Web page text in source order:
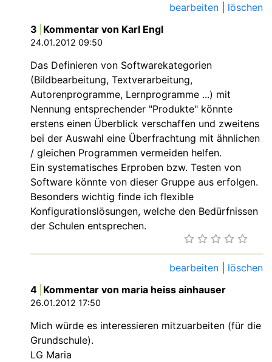
bearbeiten
löschen
3 Kommentar von Karl Engl
24.01.2012 09:50
Das Definieren von Softwarekategorien
(Bildbearbeitung, Textverarbeitung,
Autorenprogramme, Lernprogramme ...) mit
Nennung entsprechender "Produkte" könnte
erstens einen Überblick verschaffen und zweitens
bei der Auswahl eine Überfrachtung mit ähnlichen
/ gleichen Programmen vermeiden helfen.
Ein systematisches Erproben bzw. Testen von
Software könnte von dieser Gruppe aus erfolgen.
Besonders wichtig finde ich flexible
Konfigurationslösungen, welche den Bedürfnissen
der Schulen entsprechen.
bearbeiten
löschen
4 Kommentar von maria heiss ainhauser
26.01.2012 17:50
Mich würde es interessieren mitzuarbeiten (für die
Grundschule).
LG Maria